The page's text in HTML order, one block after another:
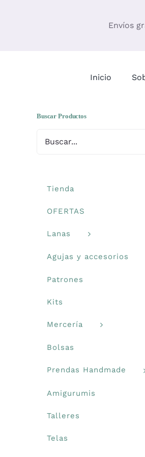
Envíos
Inicio
Buscar Productos
Tienda
OFERTAS
Lanas
Agujas y accesorios
Patrones
Kits
Mercería
Bolsas
Prendas Handmade
Amigurumis
Talleres
Telas